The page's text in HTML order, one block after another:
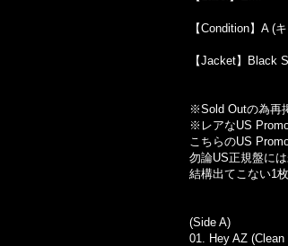
【Condition】A (
【Jacket】Black
※Sold Outの為再
※レアなUS Promo
こちらのUS
勿論US正規盤には
結構出てこない1
(Side A)
01. Hey AZ